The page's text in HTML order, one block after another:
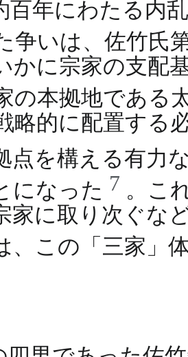
年にわたる内
争いは、佐竹氏
かに宗家の支配
の本拠地である
略的に配置する
を構える有力
になった 7 。こ
に取り次ぐな
、この「三家」